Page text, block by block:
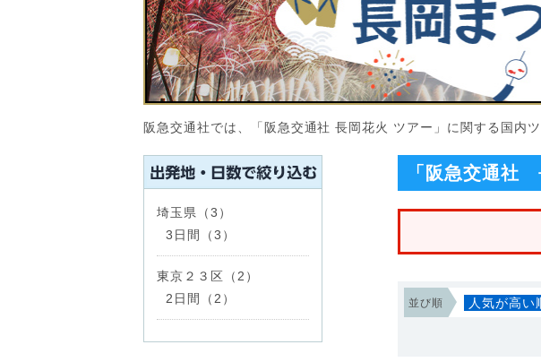
阪急交通社では、「阪急交通社 長岡花火 ツアー」に関する国内
「阪急交通社
並び順 人気が高い
埼玉県（3）
3日間（3）
東京２３区（2）
2日間（2）